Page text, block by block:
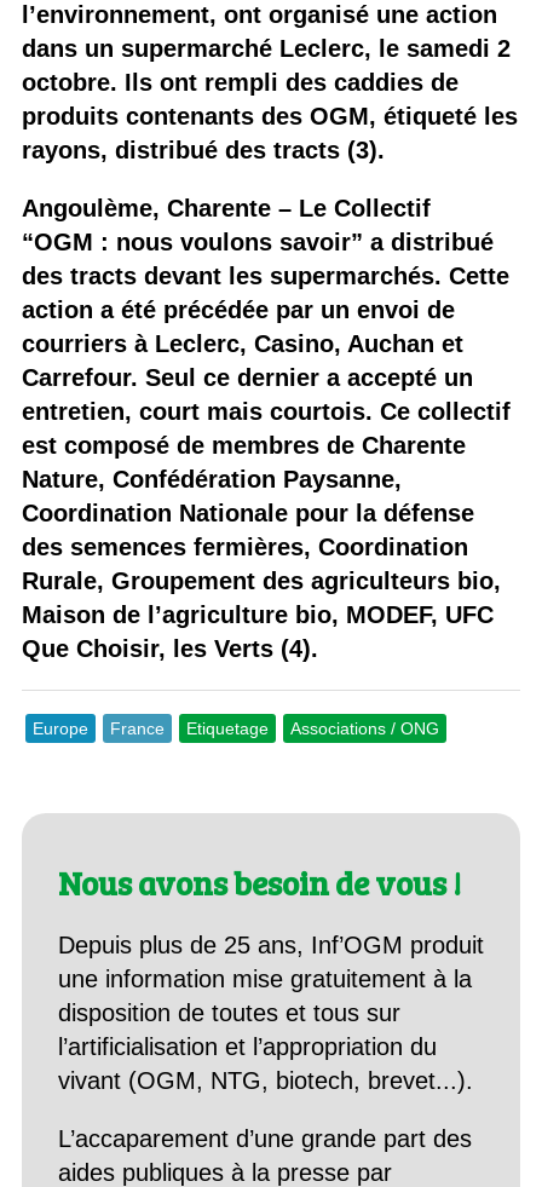
l’environnement, ont organisé une action
dans un supermarché Leclerc, le samedi 2
octobre. Ils ont rempli des caddies de
produits contenants des OGM, étiqueté les
rayons, distribué des tracts (3).
Angoulème, Charente – Le Collectif
“OGM : nous voulons savoir” a distribué
des tracts devant les supermarchés. Cette
action a été précédée par un envoi de
courriers à Leclerc, Casino, Auchan et
Carrefour. Seul ce dernier a accepté un
entretien, court mais courtois. Ce collectif
est composé de membres de Charente
Nature, Confédération Paysanne,
Coordination Nationale pour la défense
des semences fermières, Coordination
Rurale, Groupement des agriculteurs bio,
Maison de l’agriculture bio, MODEF, UFC
Que Choisir, les Verts (4).
Europe France Etiquetage Associations / ONG
Nous avons besoin de vous !
Depuis plus de 25 ans, Inf’OGM produit
une information mise gratuitement à la
disposition de toutes et tous sur
l’artificialisation et l’appropriation du
vivant (OGM, NTG, biotech, brevet...).
L’accaparement d’une grande part des
aides publiques à la presse par